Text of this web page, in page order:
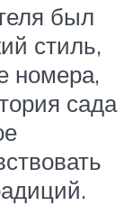
был
стиль,
номера,
сада